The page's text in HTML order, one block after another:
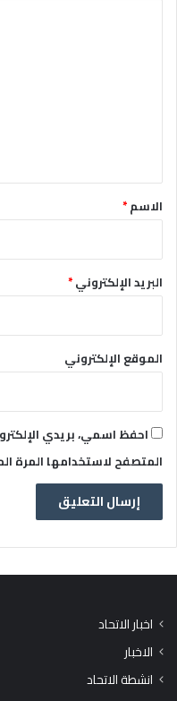
*الاسم*
البريد الإلكتروني*
الموقع الإلكتروني
احفظ اسمي، بريدي
المتصفح لاستخدامها المرة
اخبار الاتحاد
الاخبار
انشطة الاتحاد